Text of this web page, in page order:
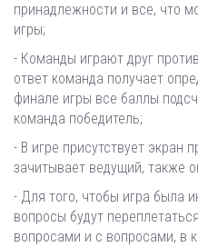
принадлежности и все, что
игры;
- Команды играют друг
ответ команда получает
финале игры все баллы
команда победитель;
- В игре присутствует экран
зачитывает ведущий, также
- Для того, чтобы игра была
вопросы будут
вопросами и с вопросами, в